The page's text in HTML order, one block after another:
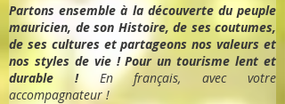
Partons ensemble à la découverte du peuple
mauricien, de son Histoire, de ses coutumes,
de ses cultures et partageons nos valeurs et
nos styles de vie ! Pour un tourisme lent et
durable ! En français, avec votre
accompagnateur !